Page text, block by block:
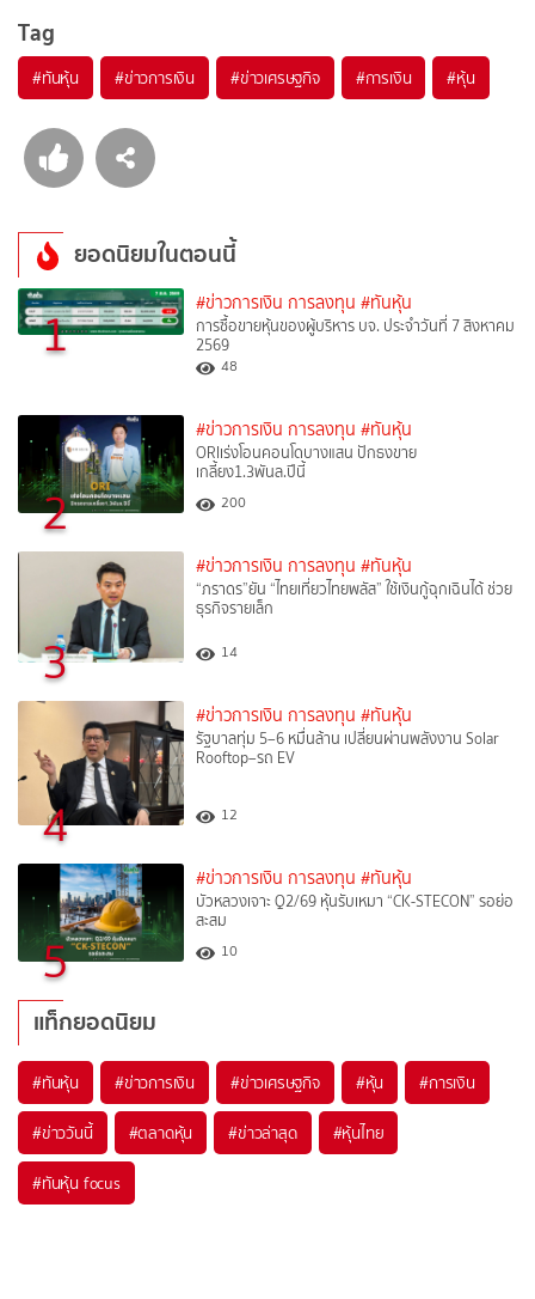
Tag
#ทันหุ้น #ข่าวการเงิน #ข่าวเศรษฐกิจ #การเงิน #หุ้น
ยอดนิยมในตอนนี้
1 #ข่าวการเงิน การลงทุน #ทันหุ้น
การซื้อขายหุ้นของผู้บริหาร บจ. ประจำวันที่ 7 สิงหาคม
2569
48
2
#ข่าวการเงิน การลงทุน #ทันหุ้น
ORIเร่งโอนคอนโดบางแสน ปักธงขาย
เกลี้ยง1.3พันล.ปีนี้
200
3
#ข่าวการเงิน การลงทุน #ทันหุ้น
“ภราดร”ยัน “ไทยเที่ยวไทยพลัส” ใช้เงินกู้ฉุกเฉินได้ ช่วย
ธุรกิจรายเล็ก
14
4
#ข่าวการเงิน การลงทุน #ทันหุ้น
รัฐบาลทุ่ม 5–6 หมื่นล้าน เปลี่ยนผ่านพลังงาน Solar
Rooftop–รถ EV
12
5
#ข่าวการเงิน การลงทุน #ทันหุ้น
บัวหลวงเจาะ Q2/69 หุ้นรับเหมา “CK-STECON” รอย่อ
สะสม
10
แท็กยอดนิยม
#ทันหุ้น #ข่าวการเงิน #ข่าวเศรษฐกิจ #หุ้น #การเงิน
#ข่าววันนี้ #ตลาดหุ้น #ข่าวล่าสุด #หุ้นไทย
#ทันหุ้น focus